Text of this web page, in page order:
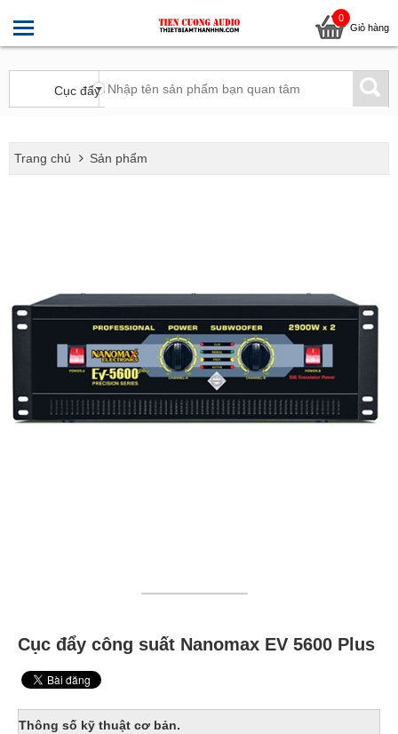
0
Giỏ hàng
Trang chủ Sản phẩm
Cục đẩy công suất Nanomax EV 5600 Plus
Thông số kỹ thuật cơ bản.